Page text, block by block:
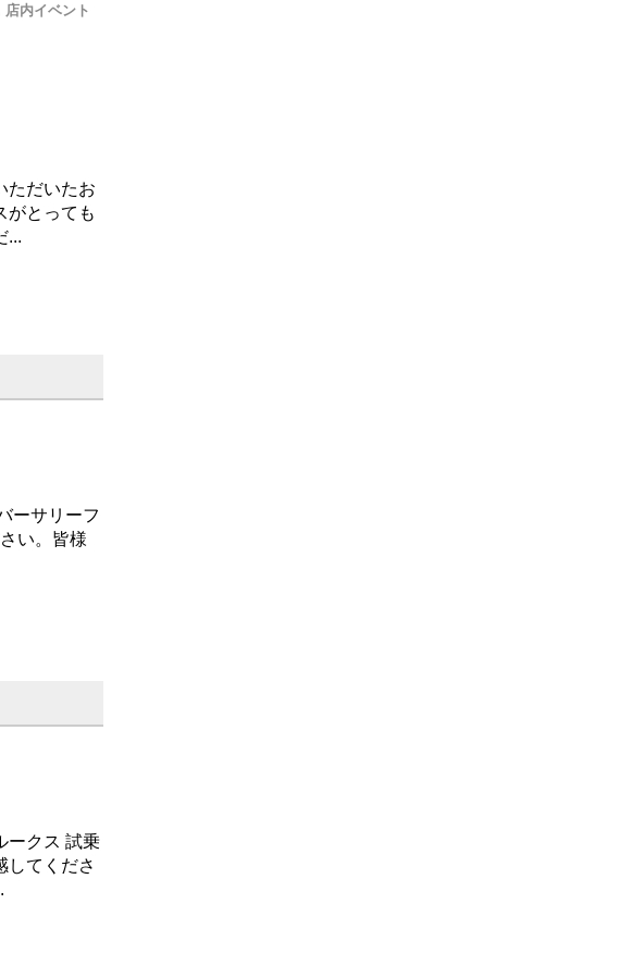
店内イベント
ただいたお
がとっても
...
ーサリーフ
い。皆様
ークス 試乗
てくださ